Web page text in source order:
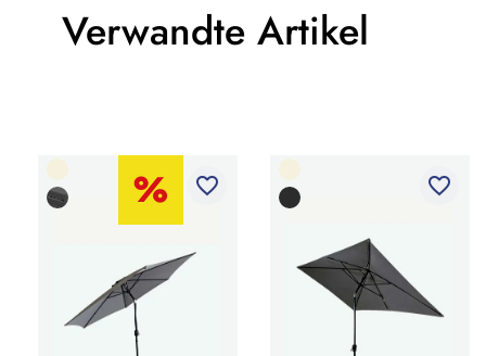
Verwandte Artikel
favorite_border favorite_border